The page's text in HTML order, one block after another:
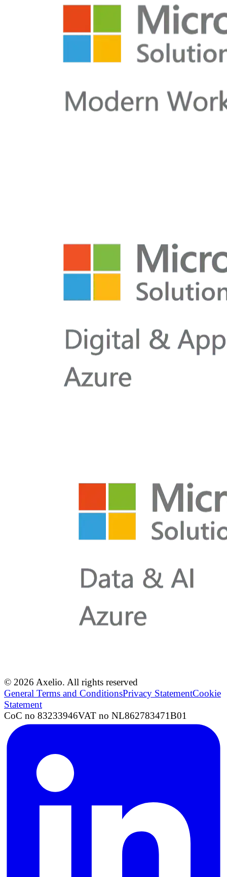
© 2026 Axelio. All rights reserved
General Terms and ConditionsPrivacy StatementCookie
Statement
CoC no 83233946VAT no NL862783471B01